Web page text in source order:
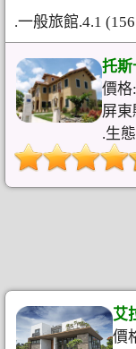
.一般旅館.4.1
托斯
價格
屏
.生
艾
價